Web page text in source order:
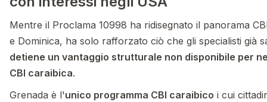
Mentre il Proclama 10998 ha ridisegnato il panorama
e Dominica, ha solo rafforzato ciò che gli specialisti già
detiene un vantaggio strutturale non disponibile per
CBI caraibica.
Grenada è l'unico programma CBI caraibico i cui